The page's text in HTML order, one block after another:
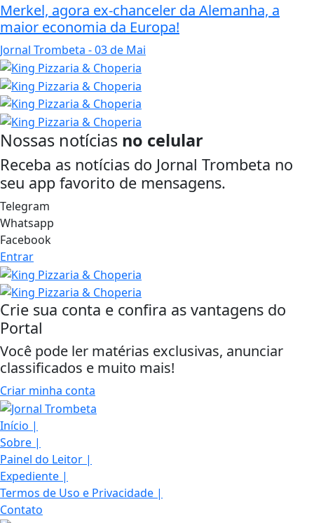
Merkel, agora ex-chanceler da Alemanha, a
maior economia da Europa!
Jornal Trombeta - 03 de Mai
Nossas notícias no celular
Receba as notícias do Jornal Trombeta no
seu app favorito de mensagens.
Telegram
Whatsapp
Facebook
Entrar
Crie sua conta e confira as vantagens do
Portal
Você pode ler matérias exclusivas, anunciar
classificados e muito mais!
Criar minha conta
Início |
Sobre |
Painel do Leitor |
Expediente |
Termos de Uso e Privacidade |
Contato